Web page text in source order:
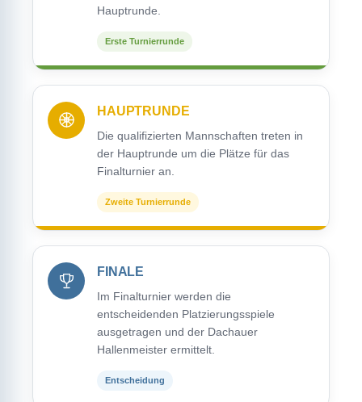
Hauptrunde.
Erste Turnierrunde
HAUPTRUNDE
Die qualifizierten Mannschaften treten in
der Hauptrunde um die Plätze für das
Finalturnier an.
Zweite Turnierrunde
FINALE
Im Finalturnier werden die
entscheidenden Platzierungsspiele
ausgetragen und der Dachauer
Hallenmeister ermittelt.
Entscheidung